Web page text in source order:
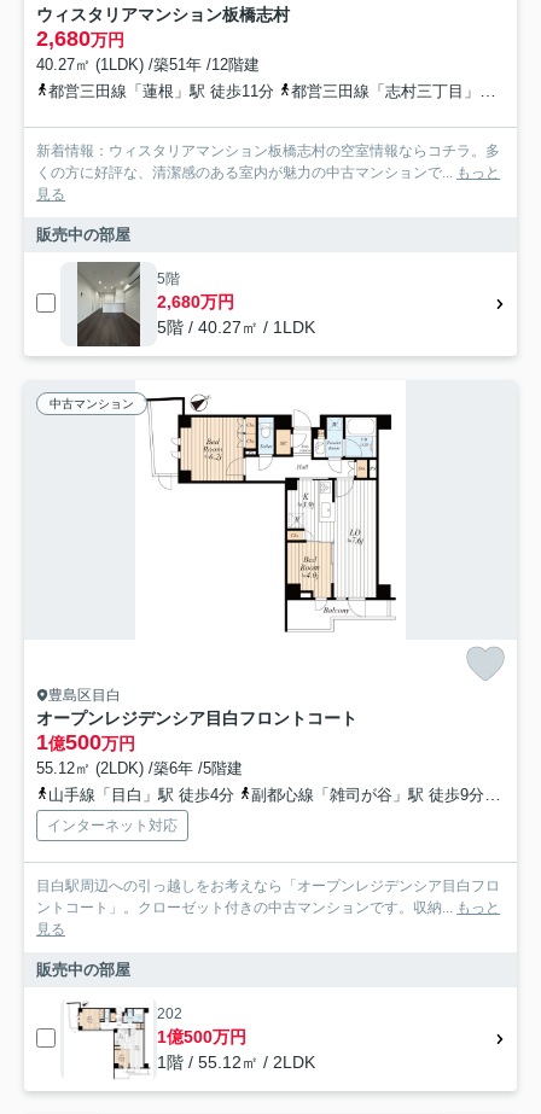
ウィスタリアマンション板橋志村
2,680万円
40.27㎡ (1LDK) /築51年 /12階建
都営三田線「蓮根」駅 徒歩11分
都営三田線「志村三丁目」駅 徒歩13分
新着情報：ウィスタリアマンション板橋志村の空室情報ならコチラ。多
くの方に好評な、清潔感のある室内が魅力の中古マンションで...
もっと
見る
販売中の部屋
5階
2,680万円
5階 / 40.27㎡ / 1LDK
中古マンション
豊島区目白
オープンレジデンシア目白フロントコート
1億500万円
55.12㎡ (2LDK) /築6年 /5階建
山手線「目白」駅 徒歩4分
副都心線「雑司が谷」駅 徒歩9分
インターネット対応
目白駅周辺への引っ越しをお考えなら「オープンレジデンシア目白フロ
ントコート」。クローゼット付きの中古マンションです。収納...
もっと
見る
販売中の部屋
202
1億500万円
1階 / 55.12㎡ / 2LDK